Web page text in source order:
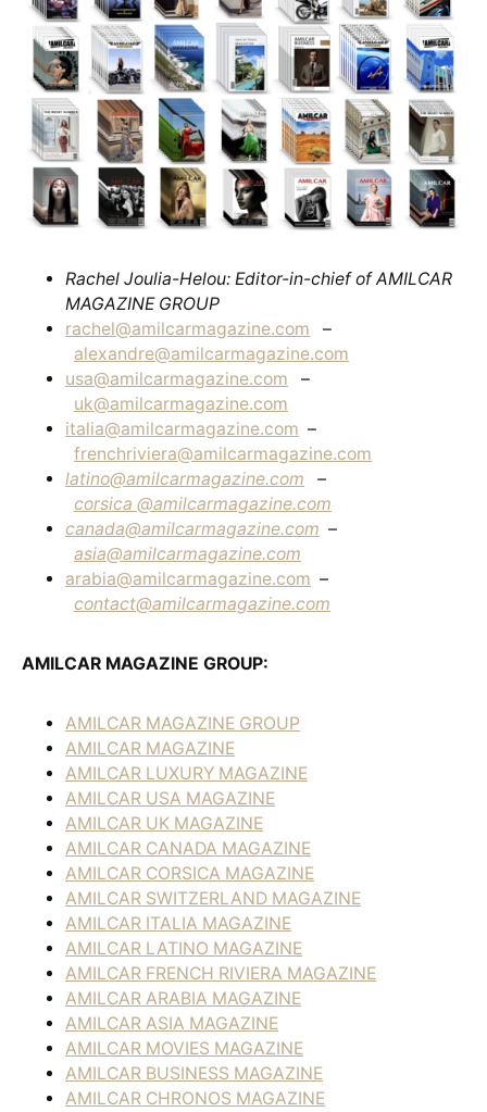
Rachel Joulia-Helou: Editor-in-chief of AMILCAR
MAGAZINE GROUP
rachel@amilcarmagazine.com –
alexandre@amilcarmagazine.com
usa@amilcarmagazine.com –
uk@amilcarmagazine.com
italia@amilcarmagazine.com –
frenchriviera@amilcarmagazine.com
latino@amilcarmagazine.com –
corsica @amilcarmagazine.com
canada@amilcarmagazine.com –
asia@amilcarmagazine.com
arabia@amilcarmagazine.com –
contact@amilcarmagazine.com
AMILCAR MAGAZINE GROUP:
AMILCAR MAGAZINE GROUP
AMILCAR MAGAZINE
AMILCAR LUXURY MAGAZINE
AMILCAR USA MAGAZINE
AMILCAR UK MAGAZINE
AMILCAR CANADA MAGAZINE
AMILCAR CORSICA MAGAZINE
AMILCAR SWITZERLAND MAGAZINE
AMILCAR ITALIA MAGAZINE
AMILCAR LATINO MAGAZINE
AMILCAR FRENCH RIVIERA MAGAZINE
AMILCAR ARABIA MAGAZINE
AMILCAR ASIA MAGAZINE
AMILCAR MOVIES MAGAZINE
AMILCAR BUSINESS MAGAZINE
AMILCAR CHRONOS MAGAZINE